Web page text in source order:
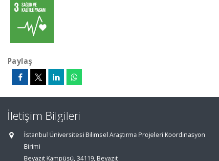
Paylaş
İletişim Bilgileri
İstanbul Üniversitesi Bilimsel Araştırma Projeleri Koordinasyon
Birimi
Beyazıt Kampüsü, 34119, Beyazıt